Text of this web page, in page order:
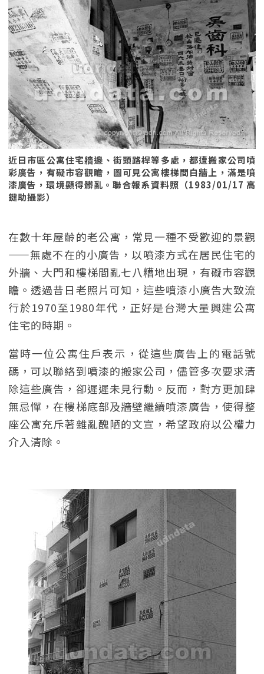
近日市區公寓住宅牆邊、街頭路桿等多處，都遭搬家公司噴
彩廣告，有礙市容觀瞻，圖可見公寓樓梯間白牆上，滿是噴
漆廣告，環境顯得髒亂。聯合報系資料照（1983/01/17 高
鍵助攝影）
在數十年屋齡的老公寓，常見一種不受歡迎的景觀
——無處不在的小廣告，以噴漆方式在居民住宅的
外牆、大門和樓梯間亂七八糟地出現，有礙市容觀
瞻。透過昔日老照片可知，這些噴漆小廣告大致流
行於1970至1980年代，正好是台灣大量興建公寓
住宅的時期。
當時一位公寓住戶表示，從這些廣告上的電話號
碼，可以聯絡到噴漆的搬家公司，儘管多次要求清
除這些廣告，卻遲遲未見行動。反而，對方更加肆
無忌憚，在樓梯底部及牆壁繼續噴漆廣告，使得整
座公寓充斥著雜亂醜陋的文宣，希望政府以公權力
介入清除。